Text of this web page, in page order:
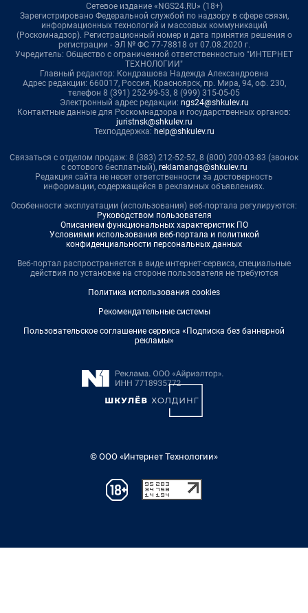
Сетевое издание «NGS24.RU» (18+)
Зарегистрировано Федеральной службой по надзору в сфере связи,
информационных технологий и массовых коммуникаций
(Роскомнадзор). Регистрационный номер и дата принятия решения о
регистрации - ЭЛ № ФС 77-78818 от 07.08.2020 г.
Учредитель: Общество с ограниченной ответственностью "ИНТЕРНЕТ
ТЕХНОЛОГИИ"
Главный редактор: Кондрашова Надежда Александровна
Адрес редакции: 660017, Россия, Красноярск, пр. Мира, 94, оф. 230,
телефон 8 (391) 252-99-53, 8 (999) 315-05-05
Электронный адрес редакции: ngs24@shkulev.ru
Контактные данные для Роскомнадзора и государственных органов:
juristnsk@shkulev.ru
Техподдержка: help@shkulev.ru
Связаться с отделом продаж: 8 (383) 212-52-52, 8 (800) 200-03-83 (звонок
с сотового бесплатный), reklamangs@shkulev.ru
Редакция сайта не несет ответственности за достоверность
информации, содержащейся в рекламных объявлениях.
Особенности эксплуатации (использования) веб-портала регулируются:
Руководством пользователя
Описанием функциональных характеристик ПО
Условиями использования веб-портала и политикой
конфиденциальности персональных данных
Веб-портал распространяется в виде интернет-сервиса, специальные
действия по установке на стороне пользователя не требуются
Политика использования cookies
Рекомендательные системы
Пользовательское соглашение сервиса «Подписка без баннерной
рекламы»
© ООО «Интернет Технологии»